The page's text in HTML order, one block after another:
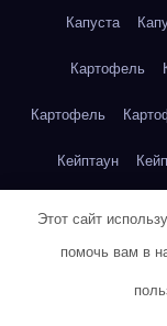
Капуста
Картофель
Картофель
Кейптаун
Кейптаун
Этот сайт
помочь вам в